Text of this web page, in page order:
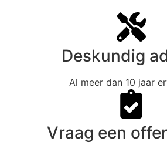
Deskundig
Al meer dan 10 jaar
Vraag een